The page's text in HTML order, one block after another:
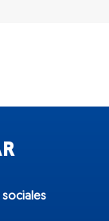
sociales